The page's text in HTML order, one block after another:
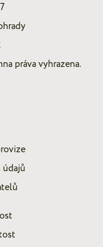
práva vyhrazena.